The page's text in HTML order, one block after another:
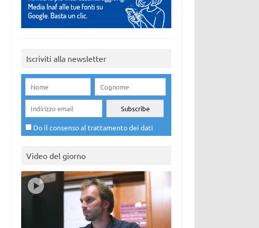
Iscriviti alla newsletter
Do il consenso al trattamento dei dati
Video del giorno